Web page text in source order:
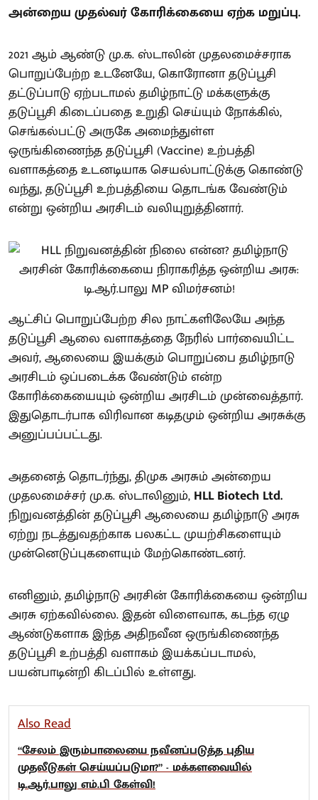
அன்றைய முதல்வர் கோரிக்கையை ஏற்க மறுப்பு.
2021 ஆம் ஆண்டு மு.க. ஸ்டாலின் முதலமைச்சராக
பொறுப்பேற்ற உடனேயே, கொரோனா தடுப்பூசி
தட்டுப்பாடு ஏற்படாமல் தமிழ்நாட்டு மக்களுக்கு
தடுப்பூசி கிடைப்பதை உறுதி செய்யும் நோக்கில்,
செங்கல்பட்டு அருகே அமைந்துள்ள
ஒருங்கிணைந்த தடுப்பூசி (Vaccine) உற்பத்தி
வளாகத்தை உடனடியாக செயல்பாட்டுக்கு கொண்டு
வந்து, தடுப்பூசி உற்பத்தியை தொடங்க வேண்டும்
என்று ஒன்றிய அரசிடம் வலியுறுத்தினார்.
ஆட்சிப் பொறுப்பேற்ற சில நாட்களிலேயே அந்த
தடுப்பூசி ஆலை வளாகத்தை நேரில் பார்வையிட்ட
அவர், ஆலையை இயக்கும் பொறுப்பை தமிழ்நாடு
அரசிடம் ஒப்படைக்க வேண்டும் என்ற
கோரிக்கையையும் ஒன்றிய அரசிடம் முன்வைத்தார்.
இதுதொடர்பாக விரிவான கடிதமும் ஒன்றிய அரசுக்கு
அனுப்பப்பட்டது.
அதனைத் தொடர்ந்து, திமுக அரசும் அன்றைய
முதலமைச்சர் மு.க. ஸ்டாலினும், HLL Biotech Ltd.
நிறுவனத்தின் தடுப்பூசி ஆலையை தமிழ்நாடு அரசு
ஏற்று நடத்துவதற்காக பலகட்ட முயற்சிகளையும்
முன்னெடுப்புகளையும் மேற்கொண்டனர்.
எனினும், தமிழ்நாடு அரசின் கோரிக்கையை ஒன்றிய
அரசு ஏற்கவில்லை. இதன் விளைவாக, கடந்த ஏழு
ஆண்டுகளாக இந்த அதிநவீன ஒருங்கிணைந்த
தடுப்பூசி உற்பத்தி வளாகம் இயக்கப்படாமல்,
பயன்பாடின்றி கிடப்பில் உள்ளது.
Also Read
“சேலம் இரும்பாலையை நவீனப்படுத்த புதிய
முதலீடுகள் செய்யப்படுமா?” - மக்களவையில்
டி.ஆர்.பாலு எம்.பி கேள்வி!